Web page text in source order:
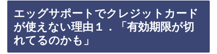
エッグサポートでクレジットカード
が使えない理由１．「有効期限が切
れてるのかも」